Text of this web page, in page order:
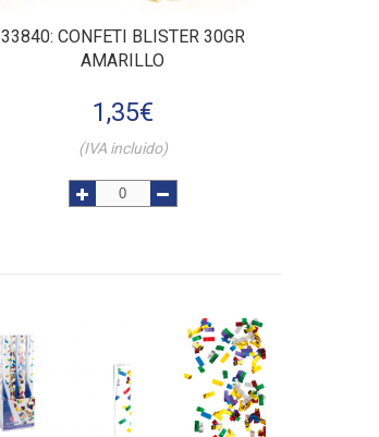
33840: CONFETI BLISTER 30GR
AMARILLO
1,35€
(IVA incluido)